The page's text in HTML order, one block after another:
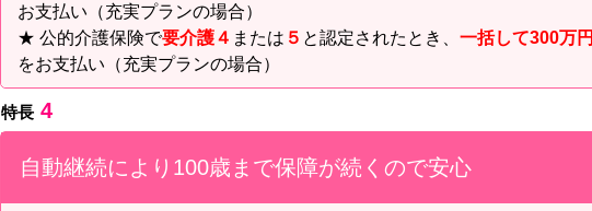
お支払い（充実プランの場合）
★ 公的介護保険で要介護４ または ５ と認定されたとき、 一括して300万円
をお支払い（充実プランの場合）
特長4
自動継続により100歳まで保障が続くので安心